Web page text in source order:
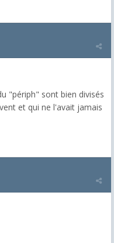
"périph" sont bien divisés
et qui ne l'avait jamais